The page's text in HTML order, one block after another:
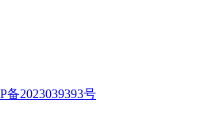
备2023039393号